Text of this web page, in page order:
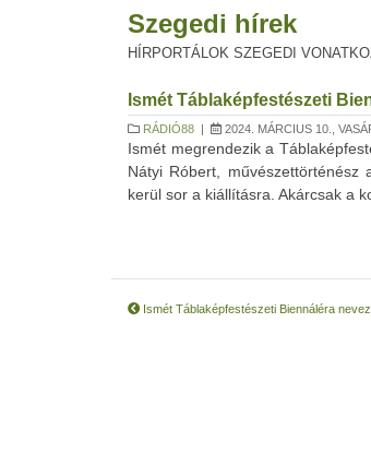
Szegedi hírek
HÍRPORTÁLOK SZEGEDI
Ismét Táblaképfestészeti
RÁDIÓ88 | 2024. MÁRCIUS 10.,
Ismét megrendezik a
Nátyi Róbert,
kerül sor a kiállításra. Akárcsak a
Ismét Táblaképfestészeti Biennáléra